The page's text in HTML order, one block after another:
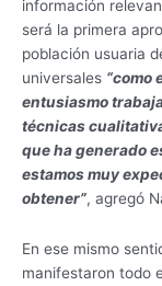
información
será la primera
población usuaria
universales “como
entusiasmo
técnicas
que ha generado
estamos muy
obtener”, agregó
En ese mismo
manifestaron todo